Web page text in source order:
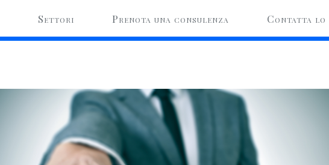
Settori Prenota una consulenza Contatta lo